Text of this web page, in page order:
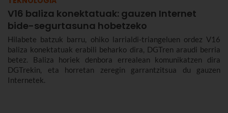
V16 baliza konektatuak: gauzen Internet
bide-segurtasuna hobetzeko
Hilabete batzuk barru, ohiko larrialdi-triangeluen ordez V16
baliza konektatuak erabili beharko dira, DGTren araudi berria
betez. Baliza horiek denbora errealean komunikatzen dira
DGTrekin, eta horretan zeregin garrantzitsua du gauzen
Internetek.